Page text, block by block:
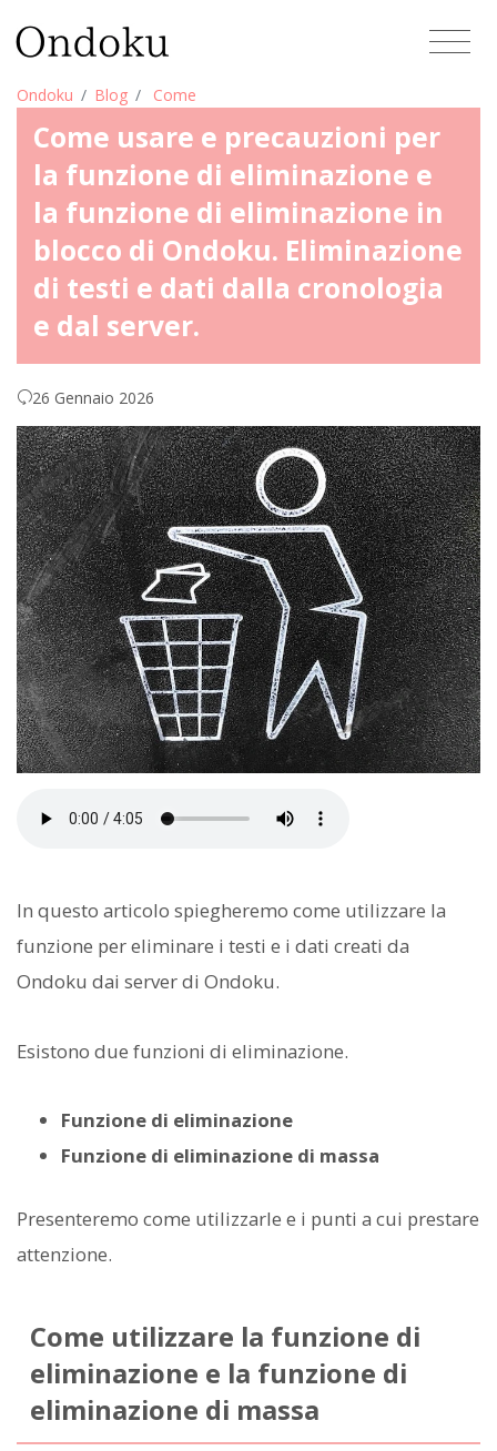
Ondoku Blog Come
Come usare e precauzioni per
la funzione di eliminazione e
la funzione di eliminazione in
blocco di Ondoku. Eliminazione
di testi e dati dalla cronologia
e dal server.
26 Gennaio 2026
In questo articolo spiegheremo come utilizzare la
funzione per eliminare i testi e i dati creati da
Ondoku dai server di Ondoku.
Esistono due funzioni di eliminazione.
Funzione di eliminazione
Funzione di eliminazione di massa
Presenteremo come utilizzarle e i punti a cui prestare
attenzione.
Come utilizzare la funzione di
eliminazione e la funzione di
eliminazione di massa